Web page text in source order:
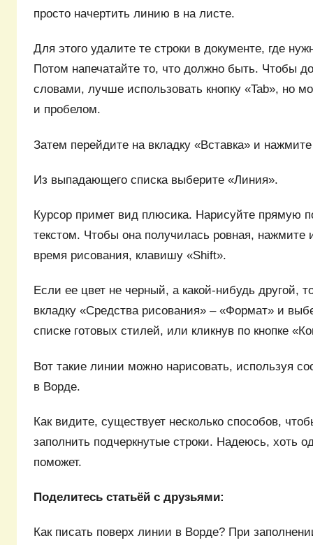
просто начертить линию в на листе.
Для этого удалите те строки в документе, где
Потом напечатайте то, что должно быть. Чтобы
словами, лучше использовать кнопку «Tab», но
и пробелом.
Затем перейдите на вкладку «Вставка» и
Из выпадающего списка выберите «Линия».
Курсор примет вид плюсика. Нарисуйте прямую
текстом. Чтобы она получилась ровная, нажмите
время рисования, клавишу «Shift».
Если ее цвет не черный, а какой-нибудь другой,
вкладку «Средства рисования» – «Формат» и
списке готовых стилей, или кликнув по кнопке
Вот такие линии можно нарисовать, используя
в Ворде.
Как видите, существует несколько способов,
заполнить подчеркнутые строки. Надеюсь, хоть
поможет.
Поделитесь статьёй с друзьями:
Как писать поверх линии в Ворде? При